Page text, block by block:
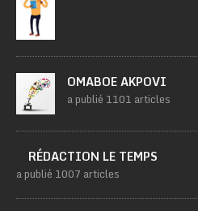
OMABOE AKPOVI
a publié 1101 articles
RÉDACTION LE TEMPS
a publié 1007 articles